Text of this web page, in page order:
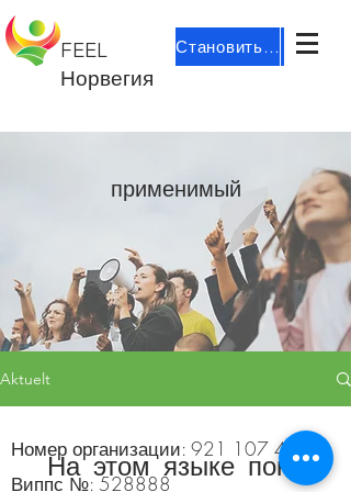
FEEL
Норвегия
Становиться участником
применимый
Aktuelt
На этом языке пока
Номер организации: 921 107 439
Виппс №: 528888